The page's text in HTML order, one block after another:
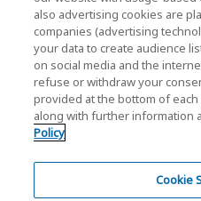
ソーシャルメディア公式アカ
ソーシャルメディアポリシー
also advertising cookies are
companies (advertising
your data to create audience
on social media and the
refuse or withdraw your
provided at the bottom of each
along with further information
Policy
Cookie